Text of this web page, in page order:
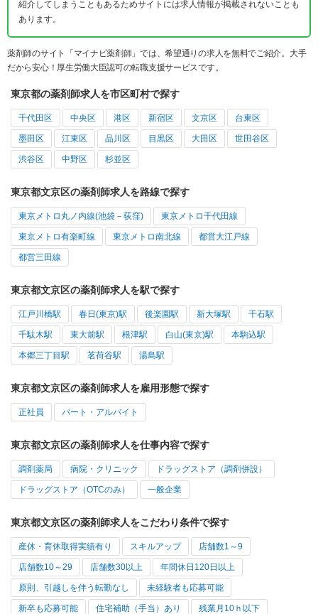
紹介してしまうこともあるためサイトには求人情報が掲載されないことも
あります。
薬剤師のサイト「マイナビ薬剤師」では、希望通りの求人を無料でご紹介。大手
だから安心！厚生労働大臣認可の転職支援サービスです。
東京都の薬剤師求人を市区町村で探す
千代田区 中央区 港区 新宿区 文京区 台東区
墨田区 江東区 品川区 目黒区 大田区 世田谷区
渋谷区 中野区 杉並区
東京都文京区の薬剤師求人を路線で探す
東京メトロ丸ノ内線(池袋－荻窪) 東京メトロ千代田線
東京メトロ有楽町線 東京メトロ南北線 都営大江戸線
都営三田線
東京都文京区の薬剤師求人を駅で探す
江戸川橋駅 春日(東京)駅 後楽園駅 新大塚駅 千石駅
千駄木駅 東大前駅 根津駅 白山(東京)駅 本駒込駅
本郷三丁目駅 茗荷谷駅 湯島駅
東京都文京区の薬剤師求人を雇用形態で探す
正社員 パート・アルバイト
東京都文京区の薬剤師求人を仕事内容で探す
調剤薬局 病院・クリニック ドラッグストア（調剤併設）
ドラッグストア（OTCのみ） 一般企業
東京都文京区の薬剤師求人をこだわり条件で探す
産休・育休取得実績有り スキルアップ 店舗数1～9
店舗数10～29 店舗数30以上 年間休日120日以上
原則、引越しを伴う転勤なし 未経験者も応募可能
新卒も応募可能 住宅補助（手当）あり 残業月10ｈ以下